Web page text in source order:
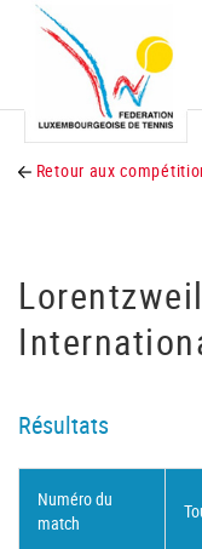
Retour aux
Résultats
Numéro du
match